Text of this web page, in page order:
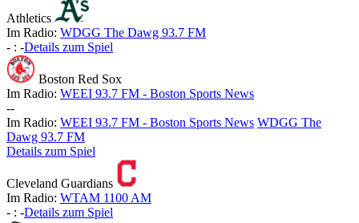
Athletics
Im Radio: WDGG The Dawg 93.7 FM
- : -Details zum Spiel
Boston Red Sox
Im Radio: WEEI 93.7 FM - Boston Sports News
--
Im Radio: WEEI 93.7 FM - Boston Sports News WDGG The
Dawg 93.7 FM
Details zum Spiel
Cleveland Guardians
Im Radio: WTAM 1100 AM
- : -Details zum Spiel